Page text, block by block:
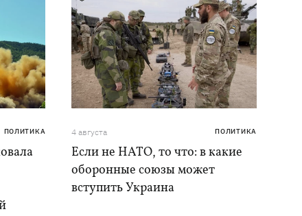
ПОЛИТИКА 4 августа ПОЛИТИКА
Если не НАТО, то что: в какие
оборонные союзы может
вступить Украина